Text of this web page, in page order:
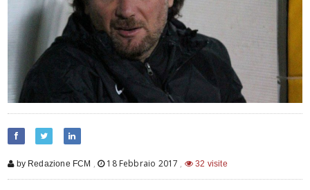
by Redazione FCM , 18 Febbraio 2017 , 32 visite